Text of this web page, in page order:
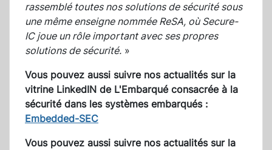
rassemblé toutes nos solutions de sécurité sous
une même enseigne nommée ReSA, où Secure-
IC joue un rôle important avec ses propres
solutions de sécurité. »
Vous pouvez aussi suivre nos actualités sur la
vitrine LinkedIN de L'Embarqué consacrée à la
sécurité dans les systèmes embarqués :
Embedded-SEC
Vous pouvez aussi suivre nos actualités sur la